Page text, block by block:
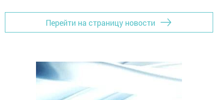
Перейти на страницу новости